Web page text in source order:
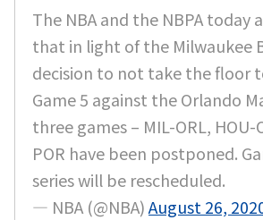
The NBA and the NBPA today
that in light of the Milwaukee
decision to not take the floor
Game 5 against the Orlando
three games – MIL-ORL, HOU-
POR have been postponed.
series will be rescheduled.
— NBA (@NBA)August 26,